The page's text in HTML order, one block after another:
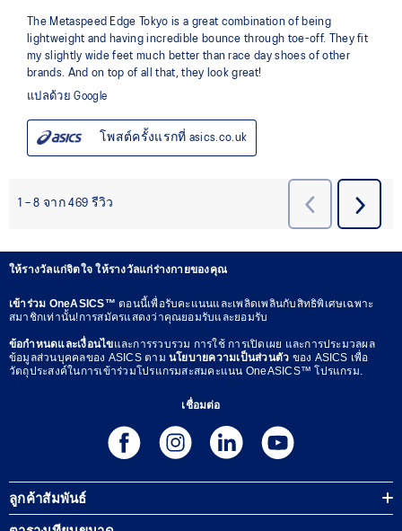
ให้รางวัลแก่จิตใจ ให้รางวัลแก่ร่างกายของคุณ
เข้าร่วม OneASICS™ตอนนี้เพื่อรับคะแนนและเพลิดเพลินกับสิทธิพิเศษเฉพาะ
สมาชิกเท่านั้น!การสมัครแสดงว่าคุณยอมรับและยอมรับ
ข้อกำหนดและเงื่อนไขและการรวบรวม การใช้ การเปิดเผย และการประมวลผล
ข้อมูลส่วนบุคคลของ ASICS ตาม นโยบายความเป็นส่วนตัว ของ ASICS เพื่อ
วัตถุประสงค์ในการเข้าร่วมโปรแกรมสะสมคะแนน OneASICS™ โปรแกรม.
เชื่อมต่อ
ลูกค้าสัมพันธ์